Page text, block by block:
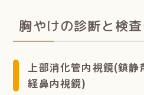
胸やけの診断と検
上部消化管内視鏡(鎮静
経鼻内視鏡)